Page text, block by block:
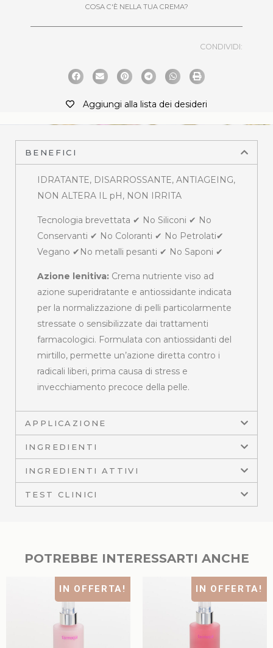
COSA C'È NELLA TUA CREMA?
CONDIVIDI:
Aggiungi alla lista dei desideri
BENEFICI
IDRATANTE, DISARROSSANTE, ANTIAGEING,
NON ALTERA IL pH, NON IRRITA
Tecnologia brevettata ✔ No Siliconi ✔ No
Conservanti ✔ No Coloranti ✔ No Petrolati✔
Vegano ✔No metalli pesanti ✔ No Saponi ✔
Azione lenitiva: Crema nutriente viso ad
azione superidratante e antiossidante indicata
per la normalizzazione di pelli particolarmente
stressate o sensibilizzate dai trattamenti
farmacologici. Formulata con antiossidanti del
mirtillo, permette un’azione diretta contro i
radicali liberi, prima causa di stress e
invecchiamento precoce della pelle.
APPLICAZIONE
INGREDIENTI
INGREDIENTI ATTIVI
TEST CLINICI
POTREBBE INTERESSARTI ANCHE
IN OFFERTA! IN OFFERTA!